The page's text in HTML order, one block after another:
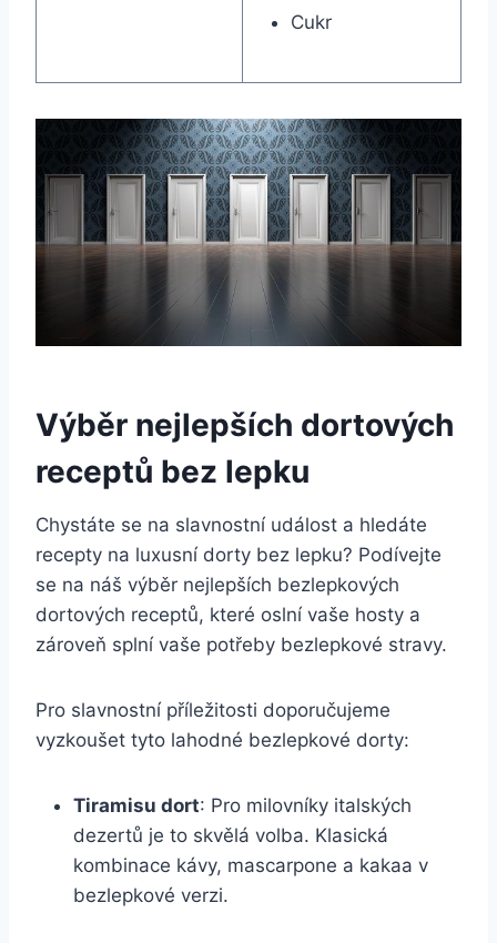
Cukr
Výběr nejlepších dortových
receptů bez lepku
Chystáte se na slavnostní událost a hledáte
recepty na luxusní dorty bez lepku? Podívejte
se na náš výběr nejlepších bezlepkových
dortových receptů, které oslní vaše hosty a
zároveň splní vaše potřeby bezlepkové stravy.
Pro slavnostní příležitosti doporučujeme
vyzkoušet tyto lahodné bezlepkové dorty:
Tiramisu dort: Pro milovníky italských
dezertů je to skvělá volba. Klasická
kombinace kávy, mascarpone a kakaa v
bezlepkové verzi.